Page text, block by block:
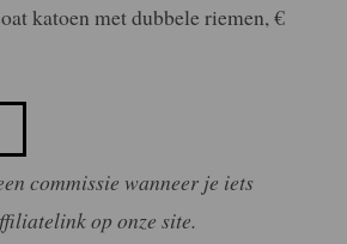
katoen met dubbele riemen, €
commissie wanneer je iets
op onze site.